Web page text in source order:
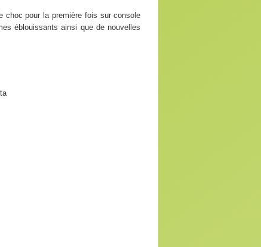
choc pour la première fois sur console
éblouissants ainsi que de nouvelles